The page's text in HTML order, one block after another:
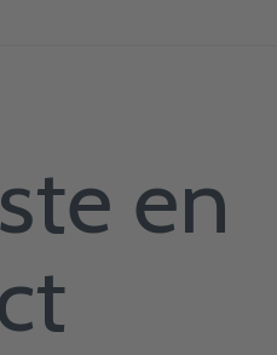
en